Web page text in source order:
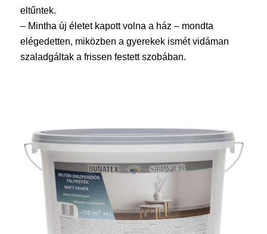
eltűntek.
– Mintha új életet kapott volna a ház – mondta
elégedetten, miközben a gyerekek ismét vidáman
szaladgáltak a frissen festett szobában.